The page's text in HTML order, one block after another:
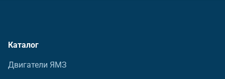
Каталог
Двигатели ЯМЗ